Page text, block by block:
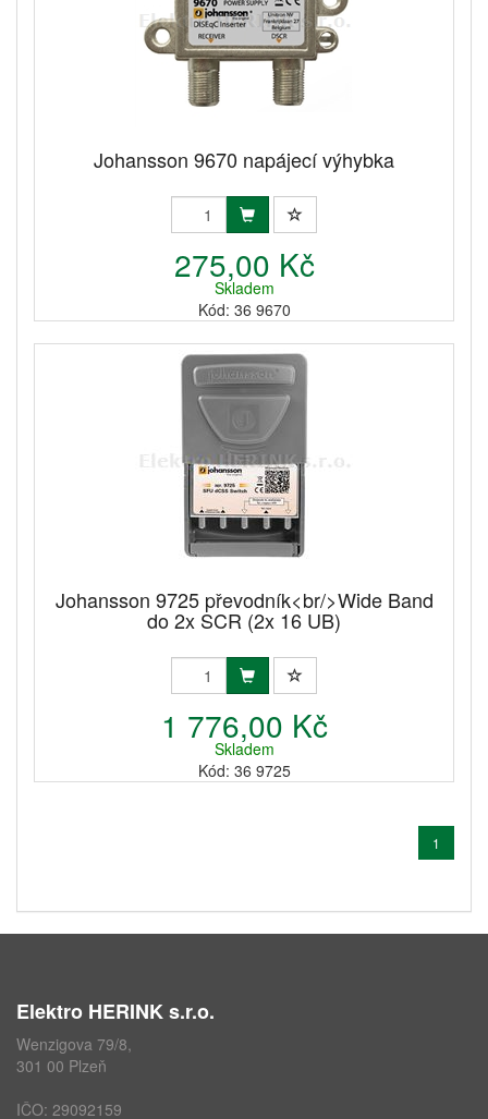
Johansson 9670 napájecí výhybka
275,00 Kč
Skladem
Kód: 36 9670
Johansson 9725 převodník<br/>Wide Band
do 2x SCR (2x 16 UB)
1 776,00 Kč
Skladem
Kód: 36 9725
1
Elektro HERINK s.r.o.
Wenzigova 79/8,
301 00 Plzeň
IČO: 29092159